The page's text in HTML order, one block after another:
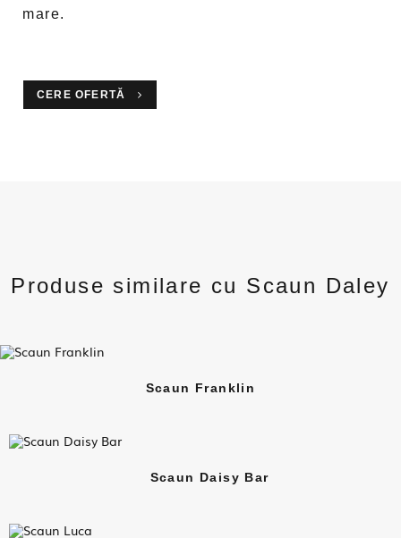
mare.
CERE OFERTĂ
Produse similare cu Scaun Daley
Scaun Franklin
Scaun Daisy Bar